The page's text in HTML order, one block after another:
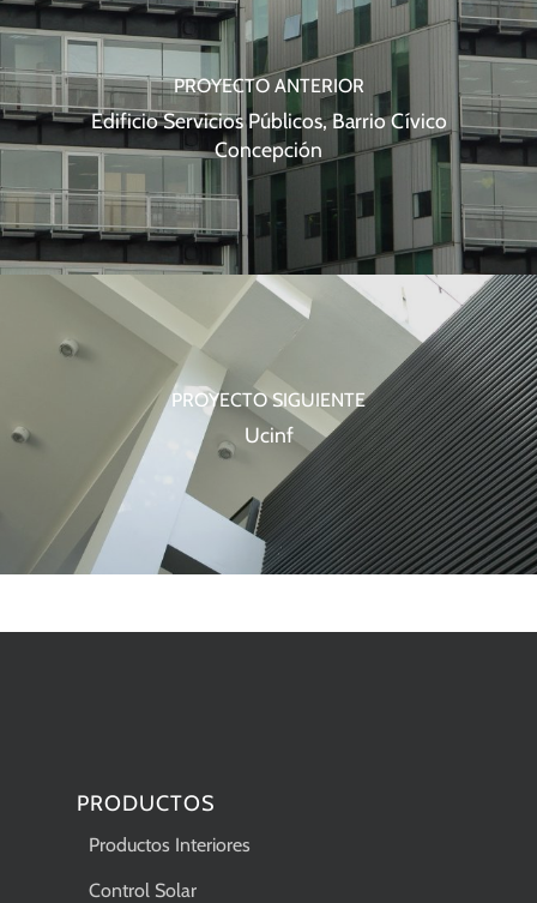
PROYECTO ANTERIOR
Edificio Servicios Públicos, Barrio Cívico
Concepción
PROYECTO SIGUIENTE
Ucinf
PRODUCTOS
Productos Interiores
Control Solar